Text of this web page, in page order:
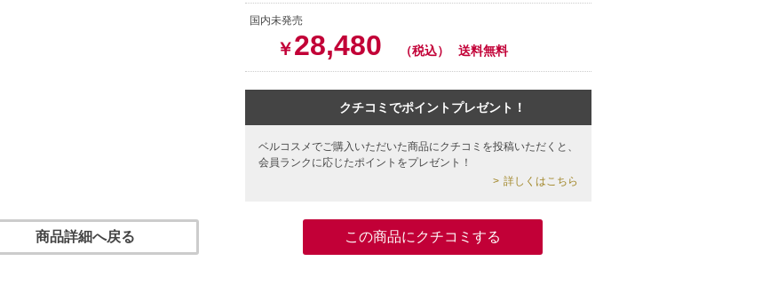
国内未発売
￥28,480 （税込） 送料無料
クチコミでポイントプレゼント！
ベルコスメでご購入いただいた商品にクチコミを投稿いただくと、
会員ランクに応じたポイントをプレゼント！
詳しくはこちら
商品詳細へ戻る この商品にクチコミする